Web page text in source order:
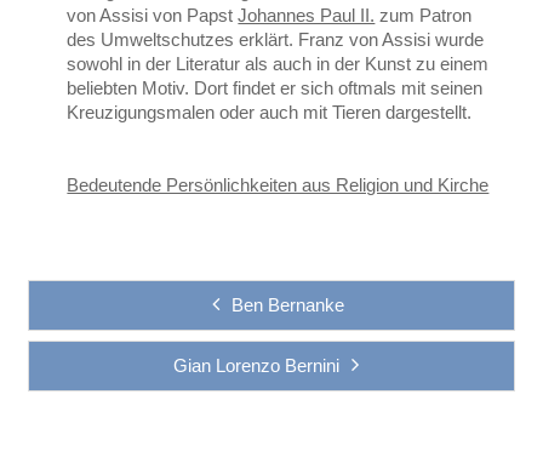
von Assisi von PapstJohannes Paul II. zum Patron
des Umweltschutzes erklärt. Franz von Assisi wurde
sowohl in der Literatur als auch in der Kunst zu einem
beliebten Motiv. Dort findet er sich oftmals mit seinen
Kreuzigungsmalen oder auch mit Tieren dargestellt.
Bedeutende Persönlichkeiten aus Religion und Kirche
Ben Bernanke
Gian Lorenzo Bernini